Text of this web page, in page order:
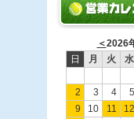
＜2026
日
月 火 水
2
3 4 5
9
10 11 12